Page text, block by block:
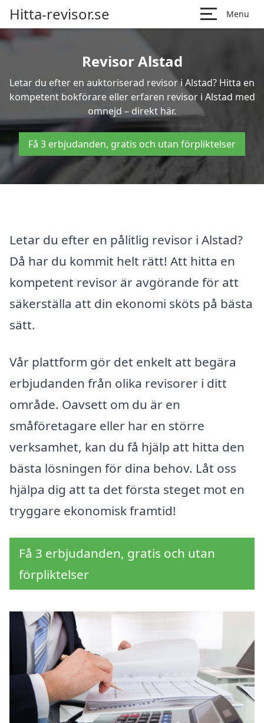
Hitta-revisor.se Menu
Revisor Alstad
Letar du efter en auktoriserad revisor i Alstad? Hitta en
kompetent bokförare eller erfaren revisor i Alstad med
omnejd – direkt här.
Få 3 erbjudanden, gratis och utan förpliktelser
Letar du efter en pålitlig revisor i Alstad?
Då har du kommit helt rätt! Att hitta en
kompetent revisor är avgörande för att
säkerställa att din ekonomi sköts på bästa
sätt.
Vår plattform gör det enkelt att begära
erbjudanden från olika revisorer i ditt
område. Oavsett om du är en
småföretagare eller har en större
verksamhet, kan du få hjälp att hitta den
bästa lösningen för dina behov. Låt oss
hjälpa dig att ta det första steget mot en
tryggare ekonomisk framtid!
Få 3 erbjudanden, gratis och utan
förpliktelser